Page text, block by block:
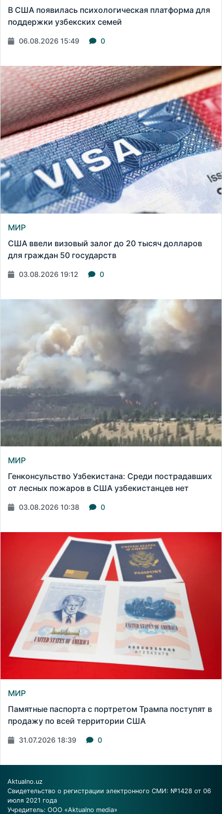
В США появилась психологическая платформа для
поддержки узбекских семей
06.08.2026 15:49 0
МИР
США ввели визовый залог до 20 тысяч долларов
для граждан 50 государств
03.08.2026 19:12 0
МИР
Генконсульство Узбекистана: Среди пострадавших
от лесных пожаров в США узбекистанцев нет
03.08.2026 10:38 0
МИР
Памятные паспорта с портретом Трампа поступят в
продажу по всей территории США
31.07.2026 18:39 0
Aktualno.uz
Свидетельство о регистрации электронного СМИ: №1428 от 06
июля 2021 года
Учредитель: ООО «Aktualno media»